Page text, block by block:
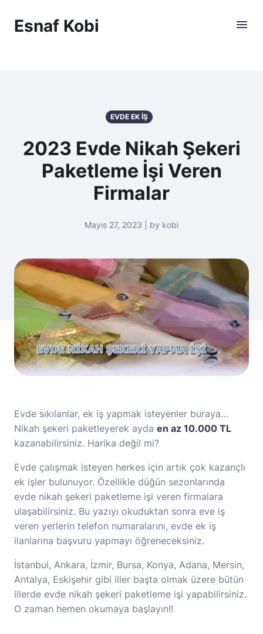
Esnaf Kobi
EVDE EK İŞ
2023 Evde Nikah Şekeri
Paketleme İşi Veren
Firmalar
Mayıs 27, 2023 | by kobi
Evde sıkılanlar, ek iş yapmak isteyenler buraya…
Nikah şekeri paketleyerek ayda en az 10.000 TL
kazanabilirsiniz. Harika değil mi?
Evde çalışmak isteyen herkes için artık çok kazançlı
ek işler bulunuyor. Özellikle düğün sezonlarında
evde nikah şekeri paketleme işi veren firmalara
ulaşabilirsiniz. Bu yazıyı okuduktan sonra eve iş
veren yerlerin telefon numaralarını, evde ek iş
ilanlarına başvuru yapmayı öğreneceksiniz.
İstanbul, Ankara, İzmir, Bursa, Konya, Adana, Mersin,
Antalya, Eskişehir gibi iller başta olmak üzere bütün
illerde evde nikah şekeri paketleme işi yapabilirsiniz.
O zaman hemen okumaya başlayın!!